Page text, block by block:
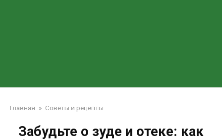
Главная » Советы и рецепты
Забудьте о зуде и отеке: как